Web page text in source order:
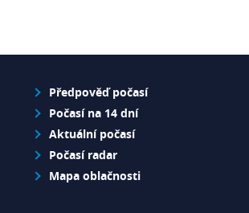
Předpověď počasí
Počasí na 14 dní
Aktuální počasí
Počasí radar
Mapa oblačnosti